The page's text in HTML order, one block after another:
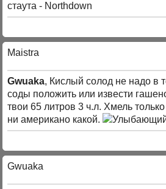
стаута - Northdown
Maistra
Gwuaka, Кислый солод не надо в
соды положить или извести
твои 65 литров 3 ч.л. Хмель
ни американо какой.
Gwuaka